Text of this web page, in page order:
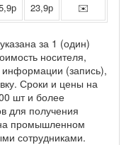
23,9р ✉️
за 1 (один)
носителя,
информации (запись),
Сроки и цены на
шт и более
для получения
промышленном
сотрудниками.